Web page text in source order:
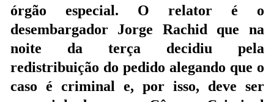
órgão especial. O relator é o
desembargador Jorge Rachid que na
noite da terça decidiu pela
redistribuição do pedido alegando que o
caso é criminal e, por isso, deve ser